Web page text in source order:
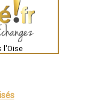
Thérain
sur-Ourcq
aux-Pots
l'Oise